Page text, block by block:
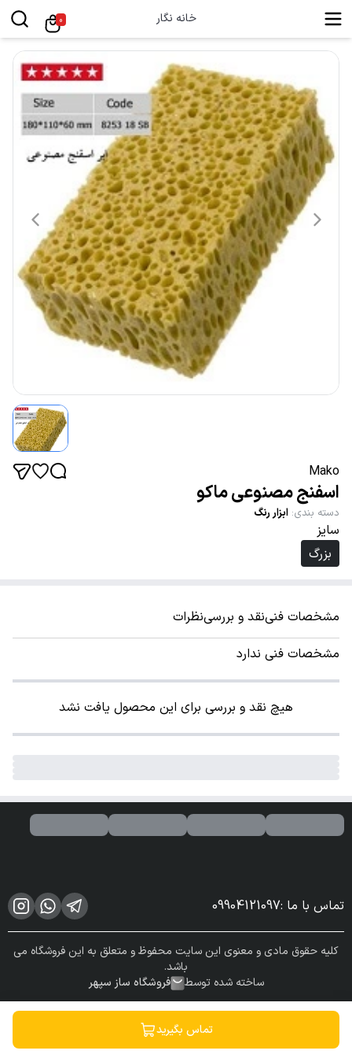
خانه نگار 0
Mako
اسفنج مصنوعی ماکو
دسته بندی: ابزار رنگ
سایز
بزرگ
تماس بگیرید
مشخصات فنینقد و بررسینظرات
مشخصات فنی ندارد
هیچ نقد و بررسی برای این محصول یافت نشد
تماس با ما :
09904121097
کلیه حقوق مادی و معنوی این سایت محفوظ و متعلق به این فروشگاه می
باشد.
ساخته شده توسط
فروشگاه ساز سپهر